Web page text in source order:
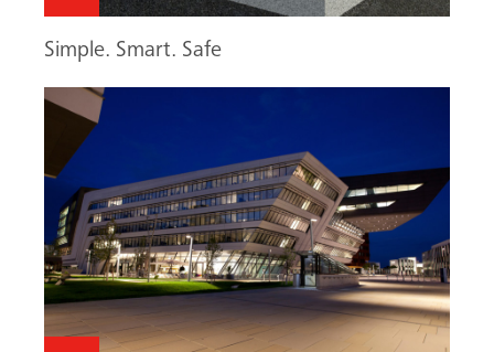
Simple. Smart. Safe
Zoeken